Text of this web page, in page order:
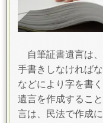
自筆証書遺言は
手書きしなければ
などにより字を書
遺言を作成するこ
言は、民法で作成